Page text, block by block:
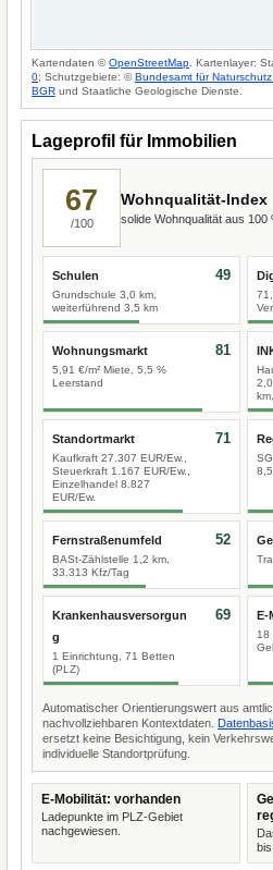
Kartendaten ©OpenStreetMap . Kartenlayer:
0; Schutzgebiete: ©Bundesamt für Naturschutz
BGR und Staatliche Geologische Dienste.
Lageprofil für Immobilien
67
/100
Wohnqualität-Index
solide Wohnqualität aus 100
Schulen
Grundschule 3,0 km,
weiterführend 3,5 km
49
Wohnungsmarkt
5,91 €/m² Miete, 5,5 %
Leerstand
81
Standortmarkt
Kaufkraft 27.307 EUR/Ew.,
Steuerkraft 1.167 EUR/Ew.,
Einzelhandel 8.827
EUR/Ew.
71
Fernstraßenumfeld
BASt-Zählstelle 1,2 km,
33.313 Kfz/Tag
52
Krankenhausversorgun
g
1 Einrichtung, 71 Betten
(PLZ)
69 E-
18
Automatischer Orientierungswert aus
nachvollziehbaren Kontextdaten.
ersetzt keine Besichtigung, kein
individuelle Standortprüfung.
E-Mobilität: vorhanden
Ladepunkte im PLZ-Gebiet
nachgewiesen.